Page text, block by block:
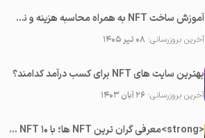
آموزش ساخت NFT به همراه محاسبه هزینه و نحوه فروش آن
آخرین بروزرسانی:۰۸ تیر ۱۴۰۵
بهترین سایت های NFT برای کسب درآمد کدامند؟
آخرین بروزرسانی: ۲۶ آبان ۱۴۰۳
<strong>معرفی گران ترین NFT ها؛ با ۱۰ NFT میلیون دلاری دنیای کریپتو آشنا شوید</strong>